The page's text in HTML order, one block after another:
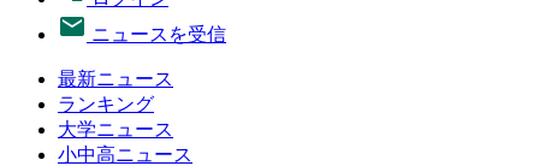
ニュースを受信
最新ニュース
ランキング
大学ニュース
小中高ニュース